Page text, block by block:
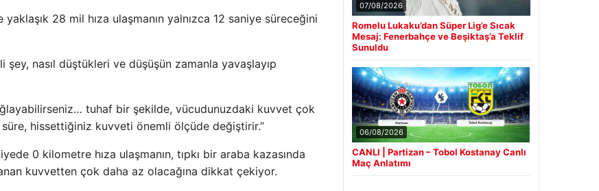
28 mil hıza ulaşmanın yalnızca 12 saniye süreceğini
nasıl düştükleri ve düşüşün zamanla yavaşlayıp
tuhaf bir şekilde, vücudunuzdaki kuvvet çok
hissettiğiniz kuvveti önemli ölçüde değiştirir.”
0 kilometre hıza ulaşmanın, tıpkı bir araba kazasında
kuvvetten çok daha az olacağına dikkat çekiyor.
07/08/2026
Romelu Lukaku’dan Süper Lig’e Sıcak
Mesaj: Fenerbahçe ve Beşiktaş’a Teklif
Sunuldu
06/08/2026
CANLI | Partizan – Tobol Kostanay Canlı
Maç Anlatımı